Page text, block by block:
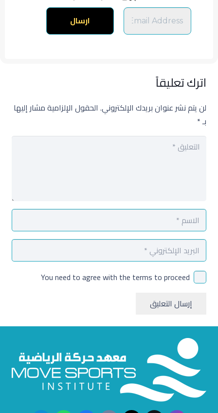
اترك تعليقاً
لن يتم نشر عنوان بريدك الإلكتروني. الحقول الإلزامية مشار إليها
بـ*
You need to agree with the terms to proceed
إرسال التعليق